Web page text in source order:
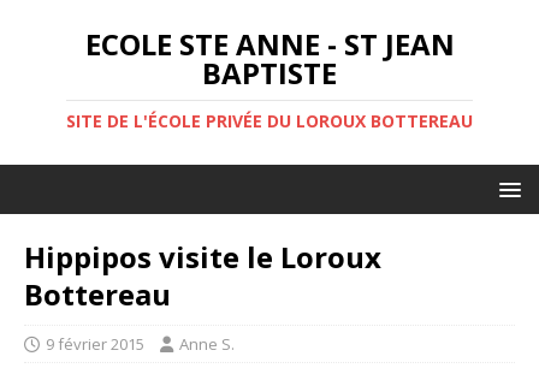
ECOLE STE ANNE - ST JEAN
BAPTISTE
SITE DE L'ÉCOLE PRIVÉE DU LOROUX BOTTEREAU
Hippipos visite le Loroux
Bottereau
9 février 2015 Anne S.